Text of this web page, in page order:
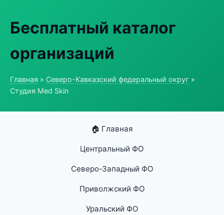
Бесплатный каталог
организаций
Главная » Северо-Кавказский федеральный округ »
Студия Med Skin
🏠 Главная
Центральный ФО
Северо-Западный ФО
Приволжский ФО
Уральский ФО